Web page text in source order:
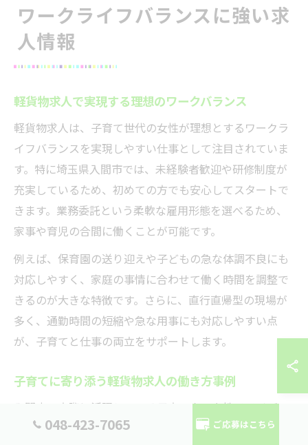
ワークライフバランスに強い求
人情報
軽貨物求人で実現する理想のワークバランス
軽貨物求人は、子育て世代の女性が理想とするワークラ
イフバランスを実現しやすい仕事として注目されていま
す。特に埼玉県入間市では、未経験者歓迎や研修制度が
充実しているため、初めての方でも安心してスタートで
きます。業務委託という柔軟な雇用形態を選べるため、
家事や育児の合間に働くことが可能です。
例えば、保育園の送り迎えや子どもの急な体調不良にも
対応しやすく、家庭の事情に合わせて働く時間を調整で
きるのが大きな特徴です。さらに、直行直帰型の現場が
多く、通勤時間の短縮や急な用事にも対応しやすい点
が、子育てと仕事の両立をサポートします。
子育てに寄り添う軽貨物求人の働き方事例
入間市で実際に活躍している子育て中の女性ドライバー
の多くは、午前中だけ、または午後のみなど、ライフス
048-423-7065 ご応募はこちら